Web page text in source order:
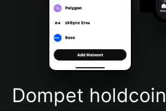
Português (Brasil)
Español (Argentina)
Dompet holdcoin